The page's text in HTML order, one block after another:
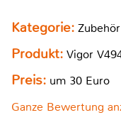
Kategorie:
Produkt: Vigor
Preis: um 30 Euro
Ganze Bewertung